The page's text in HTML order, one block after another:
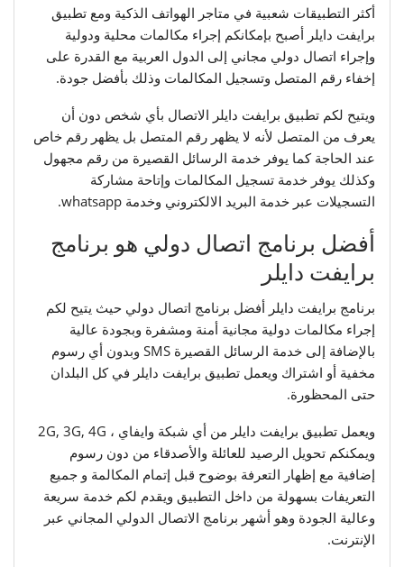
أكثر التطبيقات شعبية في متاجر الهواتف الذكية ومع تطبيق
برايفت دايلر أصبح بإمكانكم إجراء مكالمات محلية ودولية
وإجراء اتصال دولي مجاني إلى الدول العربية مع القدرة على
إخفاء رقم المتصل وتسجيل المكالمات وذلك بأفضل جودة.
ويتيح لكم تطبيق برايفت دايلر الاتصال بأي شخص دون أن
يعرف من المتصل لأنه لا يظهر رقم المتصل بل يظهر رقم خاص
عند الحاجة كما يوفر خدمة الرسائل القصيرة من رقم مجهول
وكذلك يوفر خدمة تسجيل المكالمات وإتاحة مشاركة
التسجيلات عبر خدمة البريد الالكتروني وخدمة whatsapp.
أفضل برنامج اتصال دولي هو برنامج
برايفت دايلر
برنامج برايفت دايلر أفضل برنامج اتصال دولي حيث يتيح لكم
إجراء مكالمات دولية مجانية أمنة ومشفرة وبجودة عالية
بالإضافة إلى خدمة الرسائل القصيرة SMS وبدون أي رسوم
مخفية أو اشتراك ويعمل تطبيق برايفت دايلر في كل البلدان
حتى المحظورة.
ويعمل تطبيق برايفت دايلر من أي شبكة وايفاي ، 2G, 3G, 4G
ويمكنكم تحويل الرصيد للعائلة والأصدقاء من دون رسوم
إضافية مع إظهار التعرفة بوضوح قبل إتمام المكالمة و جميع
التعريفات بسهولة من داخل التطبيق ويقدم لكم خدمة سريعة
وعالية الجودة وهو أشهر برنامج الاتصال الدولي المجاني عبر
الإنترنت.